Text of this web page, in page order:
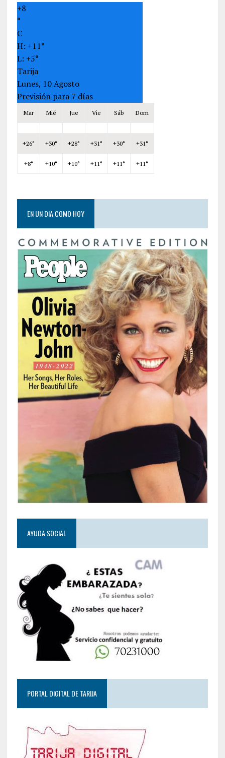
+8
°
C
H: +11°
L: +5°
Tarija
Lunes, 10 Agosto
Previsión para 7 días
Mar Mié Jue Vie Sáb Dom
+26° +30° +28° +31° +30° +31°
+8° +10° +10° +11° +11° +11°
EN UN DIA COMO HOY
AYUDA SOCIAL
PORTAL DIGITAL DE TARIJA